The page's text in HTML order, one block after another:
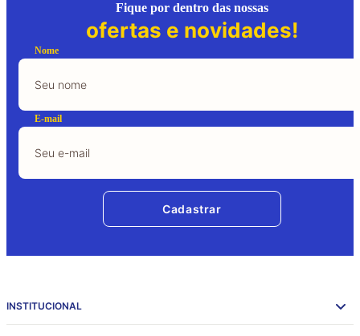
Fique por dentro das nossas
ofertas e novidades!
Nome
E-mail
Cadastrar
INSTITUCIONAL